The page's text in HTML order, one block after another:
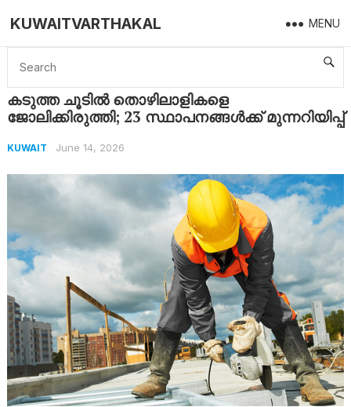
KUWAITVARTHAKAL MENU
Home Kuwait കടുത്ത ചൂടിൽ തൊഴിലാളികളെ ജോലിക്കിരുത്തി; 23 സ്ഥാപനങ്ങൾക്ക് മുന്നറിയിപ്പ്
കടുത്ത ചൂടിൽ തൊഴിലാളികളെ
ജോലിക്കിരുത്തി; 23 സ്ഥാപനങ്ങൾക്ക് മുന്നറിയിപ്പ്
KUWAIT June 14, 2026